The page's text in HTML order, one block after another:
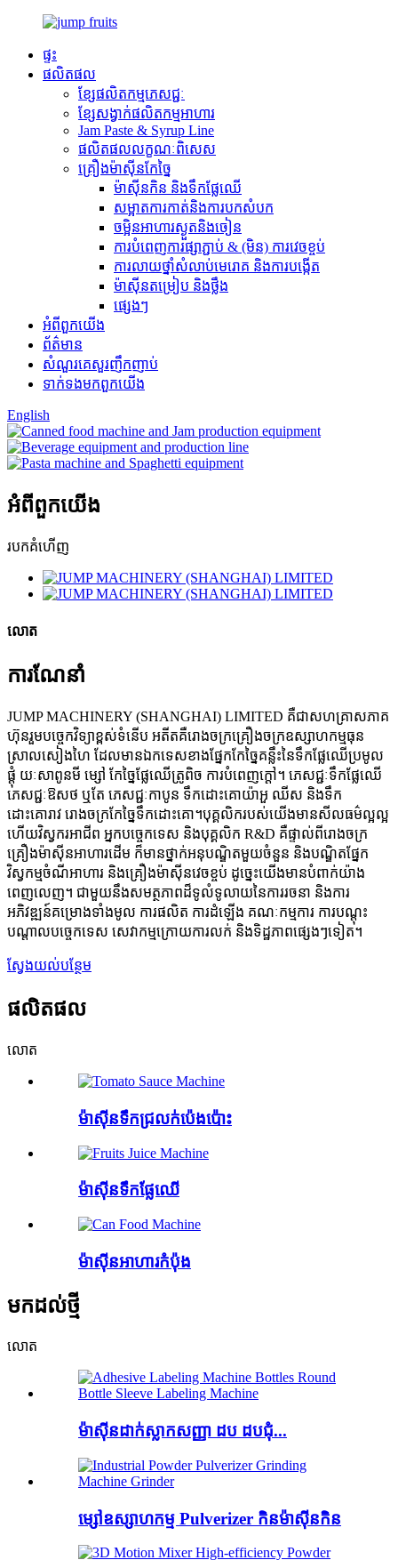
ផ្ទះ
ផលិតផល
ខ្សែផលិតកម្មភេសជ្ជៈ
ខ្សែសង្វាក់ផលិតកម្មអាហារ
Jam Paste & Syrup Line
ផលិតផលលក្ខណៈពិសេស
គ្រឿងម៉ាស៊ីនកែច្នៃ
ម៉ាស៊ីនកិន និងទឹកផ្លែឈើ
សម្អាត​ការ​កាត់​និង​ការ​បក​សំបក
ចម្អិនអាហារស្ងួតនិងចៀន
ការបំពេញការផ្សាភ្ជាប់ & (មិន) ការវេចខ្ចប់
ការលាយថ្នាំសំលាប់មេរោគ និងការបង្កើត
ម៉ាស៊ីនតម្រៀប និងថ្លឹង
ផ្សេងៗ
អំពី​ពួក​យើង
ព័ត៌មាន
សំណួរគេសួរញឹកញាប់
ទាក់ទង​មក​ពួក​យើង
English
អំពី​ពួក​យើង
របកគំហើញ
លោត
ការណែនាំ
JUMP MACHINERY (SHANGHAI) LIMITED គឺជាសហគ្រាសភាគ
ហ៊ុនរួមបច្ចេកវិទ្យាខ្ពស់ទំនើប អតីតគឺរោងចក្រគ្រឿងចក្រឧស្សាហកម្មធុន
ស្រាលសៀងហៃ ដែលមានឯកទេសខាងផ្នែកកែច្នៃគន្លឹះនៃទឹកផ្លែឈើប្រមូល
ផ្តុំ យៈសាពូនមី ម្សៅ កែច្នៃផ្លែឈើត្រូពិច ការបំពេញក្តៅ។ ភេសជ្ជៈទឹកផ្លែឈើ
ភេសជ្ជៈឱសថ ឬតែ ភេសជ្ជៈកាបូន ទឹកដោះគោយ៉ាអួ ឈីស និងទឹក
ដោះគោរាវ រោងចក្រកែច្នៃទឹកដោះគោ។បុគ្គលិករបស់យើងមានសីលធម៌ល្អល្អ
ហើយវិស្វករអាជីព អ្នកបច្ចេកទេស និងបុគ្គលិក R&D គឺផ្ទាល់ពីរោងចក្រ
គ្រឿងម៉ាស៊ីនអាហារដើម ក៏មានថ្នាក់អនុបណ្ឌិតមួយចំនួន និងបណ្ឌិតផ្នែក
វិស្វកម្មចំណីអាហារ និងគ្រឿងម៉ាស៊ីនវេចខ្ចប់ ដូច្នេះយើងមានបំពាក់យ៉ាង
ពេញលេញ។ ជាមួយនឹងសមត្ថភាពដ៏ទូលំទូលាយនៃការរចនា និងការ
អភិវឌ្ឍន៍គម្រោងទាំងមូល ការផលិត ការដំឡើង គណៈកម្មការ ការបណ្តុះ
បណ្តាលបច្ចេកទេស សេវាកម្មក្រោយការលក់ និងទិដ្ឋភាពផ្សេងៗទៀត។
ស្វែង​យល់​បន្ថែម
ផលិតផល
លោត
ម៉ាស៊ីនទឹកជ្រលក់ប៉េងប៉ោះ
ម៉ាស៊ីនទឹកផ្លែឈើ
ម៉ាស៊ីនអាហារកំប៉ុង
មកដល់ថ្មី
លោត
ម៉ាស៊ីនដាក់ស្លាកសញ្ញា ដប ដបជុំ...
ម្សៅឧស្សាហកម្ម Pulverizer កិនម៉ាស៊ីនកិន